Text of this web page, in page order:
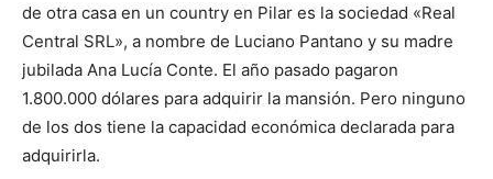
de otra casa en un country en Pilar es la sociedad «Real
Central SRL», a nombre de Luciano Pantano y su madre
jubilada Ana Lucía Conte. El año pasado pagaron
1.800.000 dólares para adquirir la mansión. Pero ninguno
de los dos tiene la capacidad económica declarada para
adquirirla.